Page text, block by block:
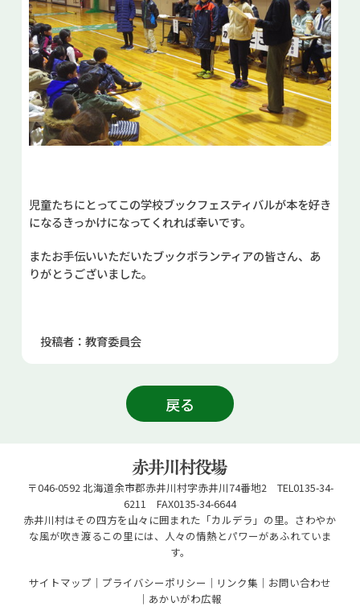
児童たちにとってこの学校ブックフェスティバルが本を好き
になるきっかけになってくれれば幸いです。
またお手伝いいただいたブックボランティアの皆さん、あ
りがとうございました。
投稿者：教育委員会
戻る
〒046-0592 北海道余市郡赤井川村字赤井川74番地2 TEL0135-34-
6211 FAX0135-34-6644
赤井川村はその四方を山々に囲まれた「カルデラ」の里。さわやか
な風が吹き渡るこの里には、人々の情熱とパワーがあふれていま
す。
サイトマップ
プライバシーポリシー リンク集
お問い合わせ
あかいがわ広報